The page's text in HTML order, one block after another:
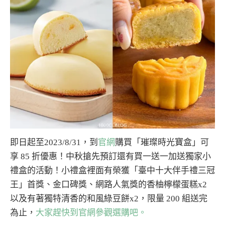
即日起至2023/8/31，到 官網購買「璀璨時光寶盒」可
享 85 折優惠！中秋搶先預訂還有買一送一加送獨家小
禮盒的活動！小禮盒裡面有榮獲「臺中十大伴手禮三冠
王」首獎、金口碑獎、網路人氣獎的香柚檸檬蛋糕x2
以及有著獨特清香的和風綠豆餅x2，限量 200 組送完
為止， 大家趕快到官網參觀選購吧 。